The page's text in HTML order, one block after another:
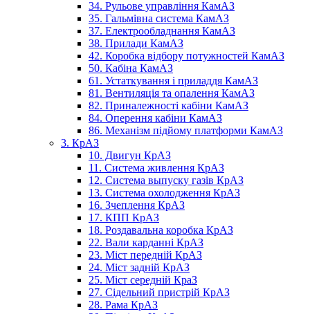
34. Рульове управління КамАЗ
35. Гальмівна система КамАЗ
37. Електрообладнання КамАЗ
38. Прилади КамАЗ
42. Коробка відбору потужностей КамАЗ
50. Кабіна КамАЗ
61. Устаткування і приладдя КамАЗ
81. Вентиляція та опалення КамАЗ
82. Приналежності кабіни КамАЗ
84. Оперення кабіни КамАЗ
86. Механізм підйому платформи КамАЗ
3. КрАЗ
10. Двигун КрАЗ
11. Система живлення КрАЗ
12. Система выпуску газів КрАЗ
13. Система охолодження КрАЗ
16. Зчеплення КрАЗ
17. КПП КрАЗ
18. Роздавальна коробка КрАЗ
22. Вали карданні КрАЗ
23. Міст передній КрАЗ
24. Міст задній КрАЗ
25. Міст середній КраЗ
27. Сідельний пристрій КрАЗ
28. Рама КрАЗ